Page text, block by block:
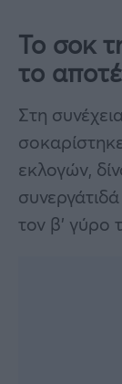
Το σοκ
το
Στη
εκλογών,
τον β’ γύρο